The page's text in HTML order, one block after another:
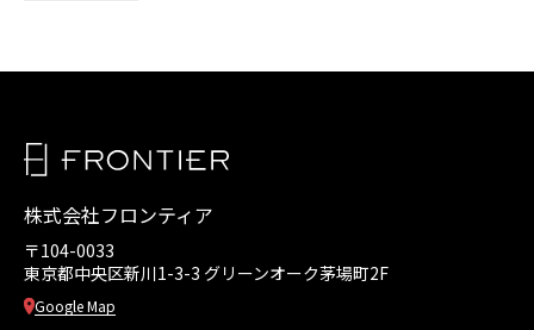
株式会社フロンティア
〒104-0033
東京都中央区新川1-3-3 グリーンオーク茅場町2F
Google Map